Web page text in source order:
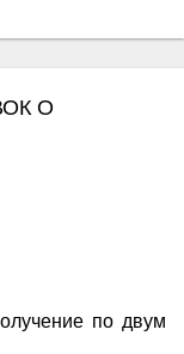
О
по двум